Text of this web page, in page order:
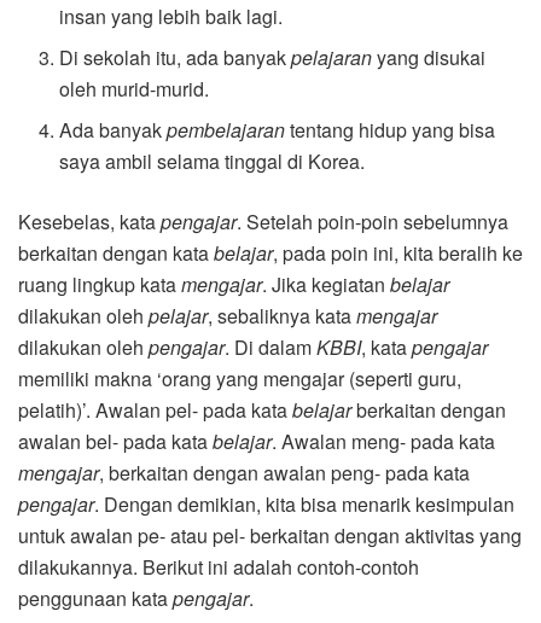
insan yang lebih baik lagi.
Di sekolah itu, ada banyakpelajaranyang disukai
oleh murid-murid.
Ada banyakpembelajarantentang hidup yang bisa
saya ambil selama tinggal di Korea.
Kesebelas, katapengajar. Setelah poin-poin sebelumnya
berkaitan dengan katabelajar, pada poin ini, kita beralih ke
ruang lingkup katamengajar. Jika kegiatan belajar
dilakukan oleh pelajar, sebaliknya katamengajar
dilakukan oleh pengajar. Di dalamKBBI, katapengajar
memiliki makna ‘orang yang mengajar (seperti guru,
pelatih)’. Awalan pel- pada katabelajarberkaitan dengan
awalan bel- pada katabelajar. Awalan meng- pada kata
mengajar, berkaitan dengan awalan peng- pada kata
pengajar. Dengan demikian, kita bisa menarik kesimpulan
untuk awalan pe- atau pel- berkaitan dengan aktivitas yang
dilakukannya. Berikut ini adalah contoh-contoh
penggunaan katapengajar.